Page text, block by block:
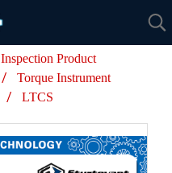
Inspection Product
Torque Instrument
LTCS